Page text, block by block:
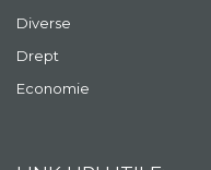
Diverse
Drept
Economie